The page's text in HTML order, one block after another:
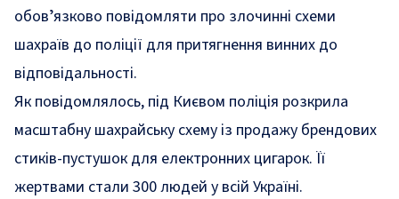
обовʼязково повідомляти про злочинні схеми
шахраїв до поліції для притягнення винних до
відповідальності.
Як повідомлялось, під Києвом поліція розкрила
масштабну шахрайську схему із продажу брендових
стиків-пустушок для електронних цигарок. Її
жертвами стали 300 людей у всій Україні.